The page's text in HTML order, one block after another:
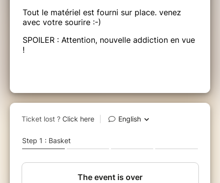
Tout le matériel est fourni sur place. venez
avec votre sourire :-)
SPOILER : Attention, nouvelle addiction en vue
!